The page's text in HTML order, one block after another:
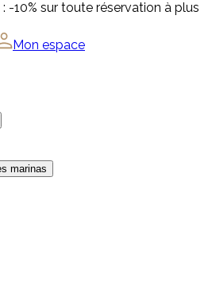
-10% sur toute réservation à plus
Mon espace
marinas